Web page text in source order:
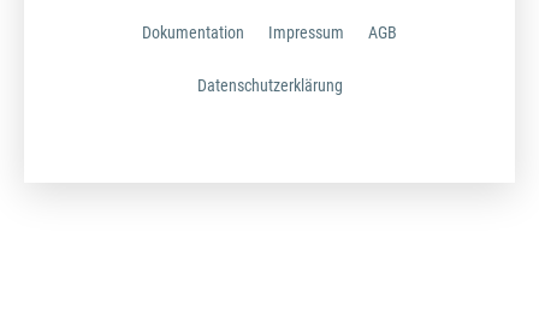
Dokumentation Impressum AGB
Datenschutzerklärung